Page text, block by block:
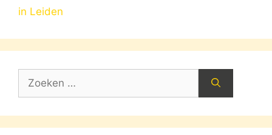
in Leiden
naar: